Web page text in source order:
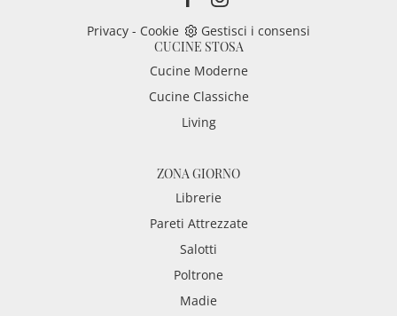
Privacy - Cookie
Gestisci i consensi
CUCINE STOSA
Cucine Moderne
Cucine Classiche
Living
ZONA GIORNO
Librerie
Pareti Attrezzate
Salotti
Poltrone
Madie